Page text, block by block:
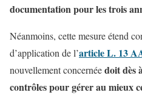
documentation pour les trois
Néanmoins, cette mesure étend
d’application de l’article L. 13
nouvellement concernéedoit dès
contrôles pour gérer au mieux